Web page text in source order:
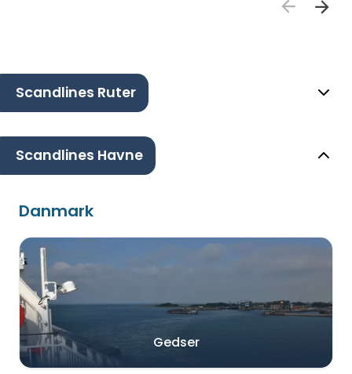
Scandlines Ruter
Scandlines Havne
Danmark
Gedser